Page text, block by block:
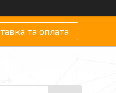
та оплата